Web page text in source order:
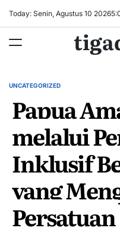
Today: Senin, Agustus 10 20265:
POSTED
UNCATEGORIZED
Papua
melalui
Inklusif
yang
Persatuan